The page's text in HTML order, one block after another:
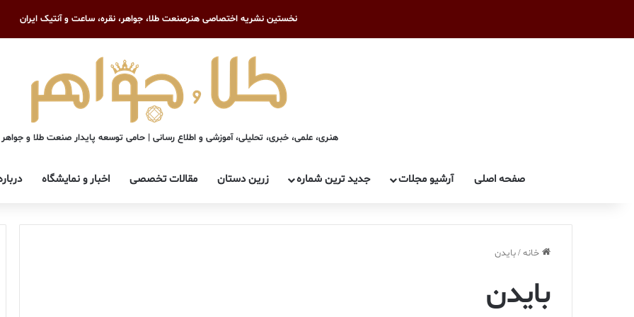
نخستین نشریه اختصاصی هنرصنعت طلا، جواهر، نقره، ساعت و آنتیک ایران
هنری، علمی، خبری، تحلیلی، آموزشی و اطلاع رسانی | حامی توسعه پایدار صنعت طلا و
صفحه اصلی آرشیو مجلات جدید ترین شماره زرین دستان مقالات تخصصی اخبار و نمایشگاه
خانه/بایدن
بایدن